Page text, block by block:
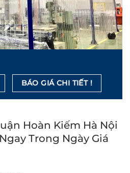
BÁO GIÁ CHI TIẾT !
Hoàn Kiếm Hà Nội
Trong Ngày Giá